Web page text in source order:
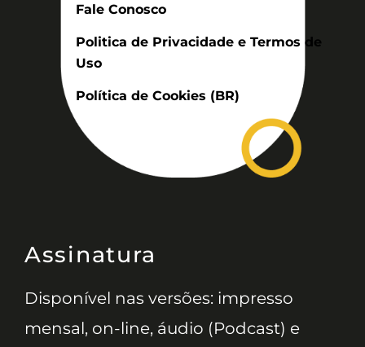
Fale Conosco
Politica de Privacidade e Termos de
Uso
Política de Cookies (BR)
Assinatura
Disponível nas versões: impresso
mensal, on-line, áudio (Podcast) e